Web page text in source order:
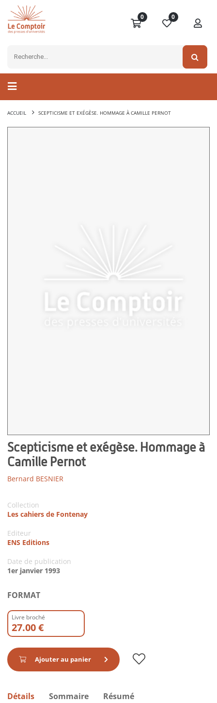
0 0
ACCUEIL SCEPTICISME ET EXÉGÈSE. HOMMAGE À CAMILLE PERNOT
Scepticisme et exégèse. Hommage à
Camille Pernot
Bernard BESNIER
Collection
Les cahiers de Fontenay
Editeur
ENS Editions
Date de publication
1er janvier 1993
FORMAT
Livre broché
27.00 €
Ajouter au panier
Détails Sommaire Résumé